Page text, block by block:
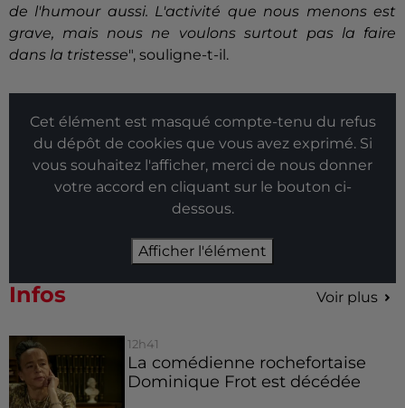
de l'humour aussi. L'activité que nous menons est
grave, mais nous ne voulons surtout pas la faire
dans la tristesse", souligne-t-il.
Cet élément est masqué compte-tenu du refus
du dépôt de cookies que vous avez exprimé. Si
vous souhaitez l'afficher, merci de nous donner
votre accord en cliquant sur le bouton ci-
dessous.
Afficher l'élément
Infos Voir plus
12h41
La comédienne rochefortaise
Dominique Frot est décédée